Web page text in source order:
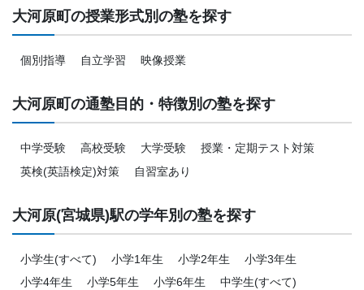
大河原町の授業形式別の塾を探す
個別指導 自立学習 映像授業
大河原町の通塾目的・特徴別の塾を探す
中学受験 高校受験 大学受験
授業・定期テスト対策
英検(英語検定)対策
自習室あり
大河原(宮城県)駅の学年別の塾を探す
小学生(すべて) 小学1年生 小学2年生
小学3年生
小学4年生
小学5年生 小学6年生
中学生(すべて)